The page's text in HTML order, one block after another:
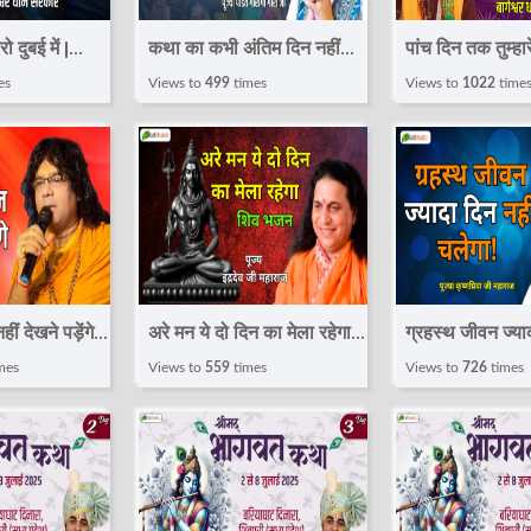
दुबई में |
कथा का कभी अंतिम दिन नहीं
होता | Pravachan | Pandit
Gaurangi Gauri ji | Total
Bhakti
Views to499 times
पांच दिन तक
| Thought |
Dham Sarkar
Ganj (Bihar)
Views to 1022times
देखने पड़ेंगे |
|
अरे मन ये दो दिन का मेला रहेगा |
Shiv Bhajan | Indradev Ji
Maharaj | Popular Shiv
Bhajan 2025
Views to559 times
ग्रहस्थ जीवन
चलेगा !
Krishnapriya
Total Bhakti
Views to 726times